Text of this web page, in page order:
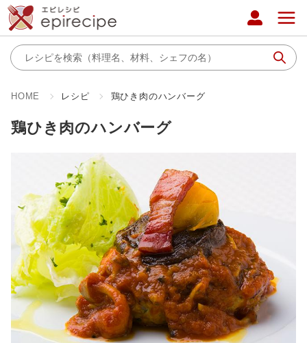
HOME レシピ 鶏ひき肉のハンバーグ
鶏ひき肉のハンバーグ